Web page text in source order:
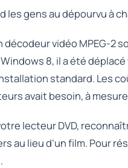
les gens au dépourvu à
décodeur vidéo MPEG-
8, il a été
standard. Les
avait besoin, à
lecteur DVD,
au lieu d’un film. Pour